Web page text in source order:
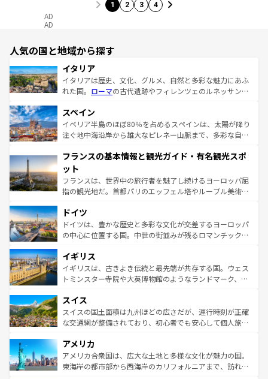
1 2 3 4
AD
AD
人気の国と地域から探す
イタリア
イタリアは歴史、文化、グルメ、自然と多彩な魅力にあふ
れた国。 ローマの古代遺跡やフィレンツェのルネッサンス
ろん、トスカーナの美しい田園風景やアマルフィ海岸の絶
景など、自然景観も見逃せない。観光の合間には、本場の
ピザやパスタなど、絶品のイタリア料理を堪能することも
ませてくれるイタリアで、忘れられない旅をしてみよう！
なお、新着のイタリア情報は
しい。
スペイン
イベリア半島のほぼ80％を占めるスペインは、太陽が降り
注ぐ地中海沿岸から雄大なピレネー山脈まで、多彩な自然
文化が根付くこの国では、情熱的なフラメンコ、熱気あふ
れる闘牛、そして美味しいタパスが生活の一部となってい
る。首都マドリードの洗練された雰囲気や、バルセロナの
アートに溢れた街角から、地方では古代ローマ遺跡や中世
せる。地方によって風土や気候が異なるスペインはその個
性で訪れる人を魅了する。 なお、新着のスペイン情報は コ
ンテンツ一覧を参照してほしい。
フランスの基本情報と観光ガイド・有名観光スポ
ット
フランスは、世界中の旅行者を魅了し続けるヨーロッパ屈
指の観光地だ。首都パリのエッフェル塔やルーブル美術館
で、幅広い魅力が詰まっている。華麗な宮殿、歴史的な大
聖堂、美しいビーチ、そして豊かな自然が、訪れる者を心
から魅了する。また、フランスは美食の国としても知ら
いる。シャンパンの発祥地であるランス、プロヴァンスの
香り高いラベンダー畑など、多彩な楽しみ方が可能だ。さ
らに、パリ以外の地域にも魅力が溢れており、どの街角に
れる地方に足を運ぶとそれぞれで全く異なる文化を体験で
きるだろう。 なお、新着のフランス情報はコンテンツ一覧
を参照してほしい。
ドイツ
ドイツは、豊かな歴史と多彩な文化が交差するヨーロッパ
の中心に位置する国。中世の街並みが残るロマンチック街
顔を持つこの国は、どこを歩いても飽きることがない。ベ
ルリンの文化的活気、バイエルン州のアルプスの絶景、そ
してライン川沿いのワイン畑といった風景は必見。ビール
は、お酒好きな人にはぜひ体験してほしい。 なお、新着の
ドイツ情報はコンテンツ一覧を参照してほしい。
イギリス
イギリスは、古きよき伝統と最先端が共存する国。ウェス
トミンスター寺院や大英博物館のようなランドマーク、歴
リアごとに異なる魅力がある。また、優雅なアフタヌーン
ティー、ビール好きにはたまらない英国パブ、サッカー観
戦など、本場だからこそできる体験も豊富。イギリスを旅
ンツ一覧を参照してほしい。
スイス
スイスの国土面積は九州ほどの広さだが、運行時刻が正確
な交通網が整備されており、初心者でも安心して個人旅行
の建物がそのまま残る町や、スイスならではのユニークな
博物館もあり、アルプス観光だけでなく町歩きも満喫する
ことができる。国民の所得が高いため物価も高いが、旅行
アメリカ
アメリカ合衆国は、広大な土地と多様な文化が魅力の国。
東海岸の都市部から西海岸のカリフォルニアまで、訪れる